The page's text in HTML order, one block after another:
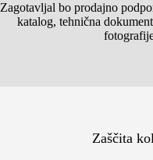
Zagotavljal bo prodajno
katalog, tehnična
Zaščita